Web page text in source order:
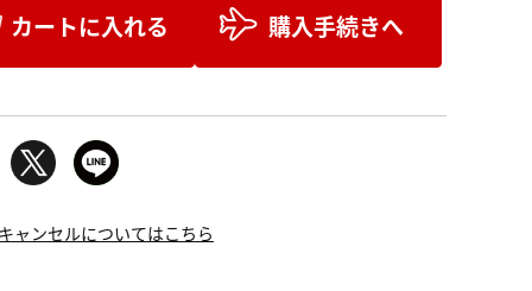
カートに入れる 購入手続きへ
ャンセルについてはこちら